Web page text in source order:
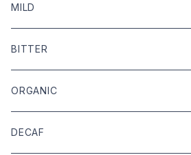
MILD
COFFEE BEANS
DRIP COFFEE
DRIP COFFEE mix
BITTER
COFFEE BEANS
DRIP COFFEE
ORGANIC
COFFEE BEANS
DECAF